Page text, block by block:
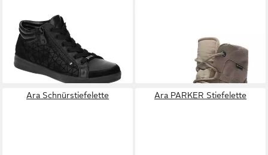
ARA12-24499 01
Schnürschuh
ab 109,95 € UVP119,95 €
-8%
UVP149,95 €
Ara Schnürstiefelette Ara PARKER Stiefelette